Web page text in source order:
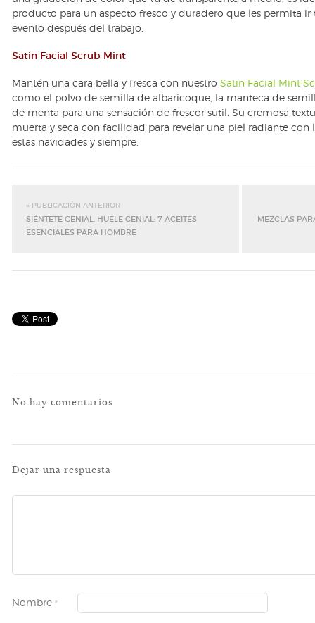
producto para un aspecto fresco y duradero que les permita
evento después del trabajo.
Satin Facial Scrub Mint
Mantén una cara bella y fresca con nuestro Satin Facial Mint
como el polvo de semilla de albaricoque, la manteca de
de menta para una sensación de frescor sutil. Su cremosa
muerta y seca con facilidad para revelar una piel radiante
estas navidades y siempre.
« PUBLICACIÓN ANTERIOR
SIÉNTETE GENIAL, HUELE GENIAL: 7 ACEITES
ESENCIALES PARA HOMBRE
MEZCLAS
No hay comentarios
Dejar una respuesta
Nombre *